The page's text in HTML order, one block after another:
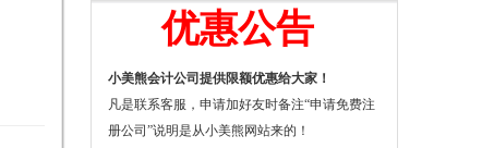
优惠公告
小美熊会计公司提供限额优惠给大家！
凡是联系客服，申请加好友时备注“申请免费注
册公司”说明是从小美熊网站来的！